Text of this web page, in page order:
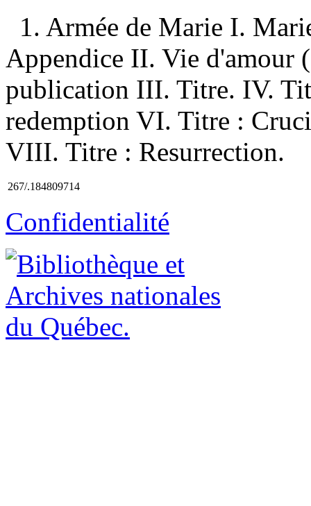
1. Armée de Marie I.
Appendice II. Vie d'amour
publication III. Titre. IV.
redemption VI. Titre :
VIII. Titre : Resurrection.
267/.184809714
Confidentialité